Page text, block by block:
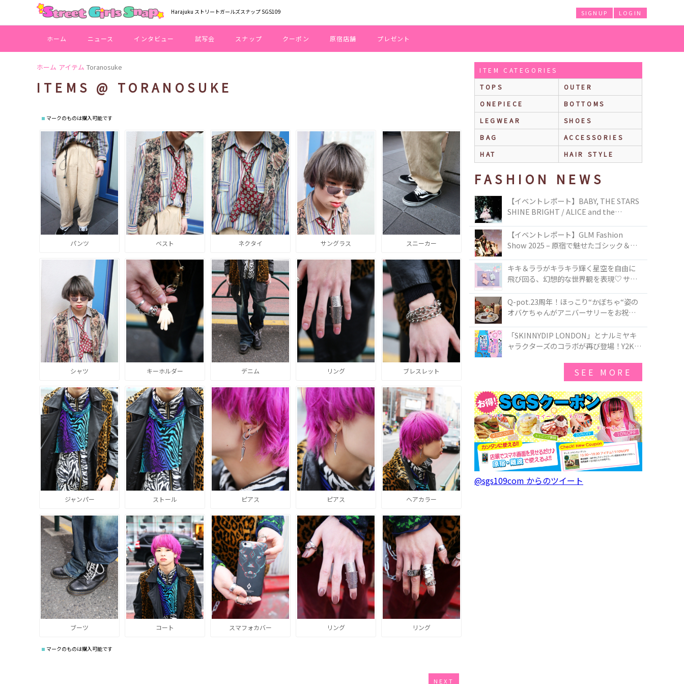
Harajuku ストリートガールズスナップ SGS109 LOGIN
SIGNUP
ホーム ニュース インタビュー 試写会 スナップ クーポン 原宿店舗 プレゼント
ホーム アイテム Toranosuke
ITEMS @ TORANOSUKE
マークのものは購入可能です
パンツ ベスト ネクタイ サングラス スニーカー
シャツ キーホルダー デニム リング ブレスレット
ジャンパー ストール ピアス ピアス ヘアカラー
ブーツ コート スマフォカバー リング リング
マークのものは購入可能です
NEXT
ITEM CATEGORIES
TOPS
OUTER
ONEPIECE
BOTTOMS
LEGWEAR
SHOES
BAG
ACCESSORIES
HAT
HAIR STYLE
FASHION NEWS
【イベントレポート】BABY, THE STARS
SHINE BRIGHT / ALICE and the
TOKYO
【イベントレポート】GLM Fashion
Show 2025 – 原宿で魅せたゴシック＆ロ
キキ＆ララがキラキラ輝く星空を自由に
飛び回る、幻想的な世界観を表現♡ サマ
50周年アニバーサリーイヤー』を記念し
たコレクションが登場
Q-pot.23周年！ほっこり“かぼちゃ“姿の
オバケちゃんがアニバーサリーをお祝い
ー」が新発売！Q-pot CAFE.では「かぼち
ゃのオバケーキプレート」も登場
「SKINNYDIP LONDON」とナルミヤキ
ャラクターズのコラボが再び登場！Y2Kム
SEE MORE
@sgs109com からのツイート